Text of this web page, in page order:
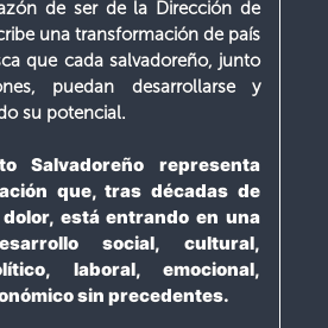
de ser de la Dirección de
una transformación de país
que cada salvadoreño, junto
puedan desarrollarse y
su potencial.
Salvadoreño representa
que, tras décadas de
está entrando en una
social, cultural,
laboral, emocional,
sin precedentes.